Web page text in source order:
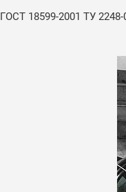
ГОСТ 18599-2001 ТУ 2248-